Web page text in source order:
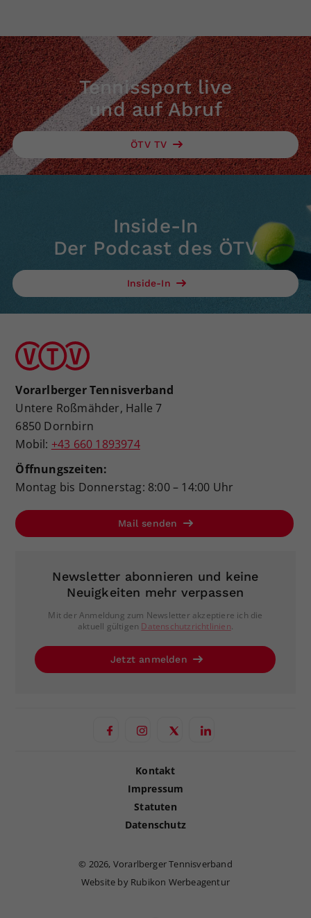
Tennissport live
und auf Abruf
ÖTV TV
Inside-In
Der Podcast des ÖTV
Inside-In
Vorarlberger Tennisverband
Untere Roßmähder, Halle 7
6850 Dornbirn
Mobil: +43 660 1893974
Öffnungszeiten:
Montag bis Donnerstag: 8:00 – 14:00 Uhr
Mail senden
Newsletter abonnieren und keine
Neuigkeiten mehr verpassen
Mit der Anmeldung zum Newsletter akzeptiere ich die
aktuell gültigen Datenschutzrichtlinien.
Jetzt anmelden
Kontakt
Impressum
Statuten
Datenschutz
© 2026, Vorarlberger Tennisverband
Website by Rubikon Werbeagentur